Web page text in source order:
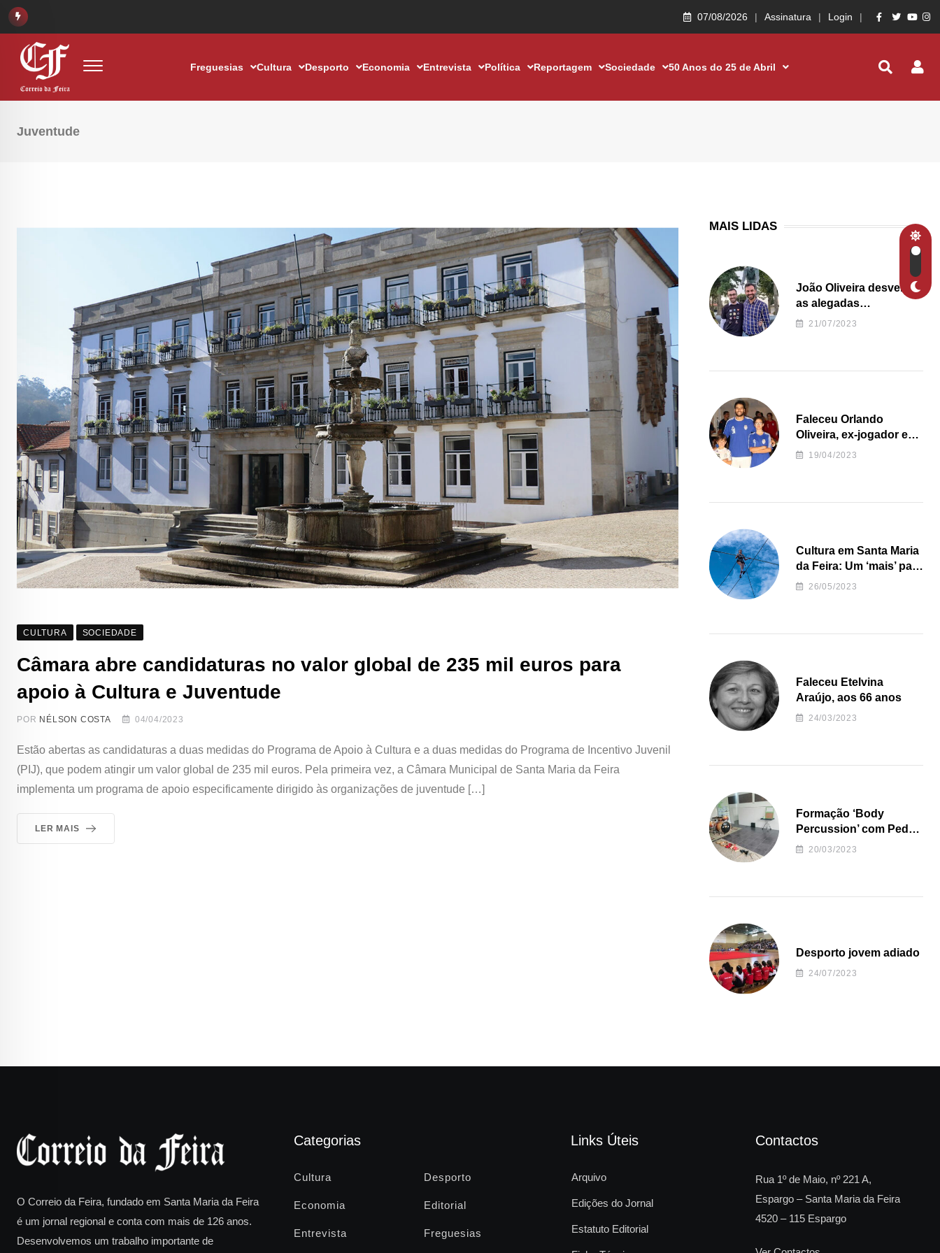
07/08/2026 Assinatura Login
Freguesias Cultura Desporto Economia Entrevista Política Reportagem Sociedade 50 Anos do 25 de Abril
Juventude
CULTURA SOCIEDADE
Câmara abre candidaturas no valor global de 235 mil euros para
apoio à Cultura e Juventude
POR NÉLSON COSTA 04/04/2023
Estão abertas as candidaturas a duas medidas do Programa de Apoio à Cultura e a duas medidas do Programa de Incentivo Juvenil
(PIJ), que podem atingir um valor global de 235 mil euros. Pela primeira vez, a Câmara Municipal de Santa Maria da Feira
implementa um programa de apoio especificamente dirigido às organizações de juventude […]
LER MAIS
MAIS LIDAS
João Oliveira desvenda
as alegadas
irregularidades da
21/07/2023
Faleceu Orlando
Oliveira, ex-jogador e
treinador da formação
19/04/2023
Cultura em Santa Maria
da Feira: Um ‘mais’ para
o Concelho
26/05/2023
Faleceu Etelvina
Araújo, aos 66 anos
24/03/2023
Formação ‘Body
Percussion’ com Pedro
Almeida
20/03/2023
Desporto jovem adiado
24/07/2023
O Correio da Feira, fundado em Santa Maria da Feira
é um jornal regional e conta com mais de 126 anos.
Desenvolvemos um trabalho importante de
Categorias
Cultura Desporto
Economia Editorial
Entrevista Freguesias
Links Úteis
Arquivo
Edições do Jornal
Estatuto Editorial
Contactos
Rua 1º de Maio, nº 221 A,
Espargo – Santa Maria da Feira
4520 – 115 Espargo